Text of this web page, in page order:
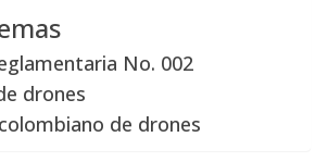
No. 002
drones
de drones